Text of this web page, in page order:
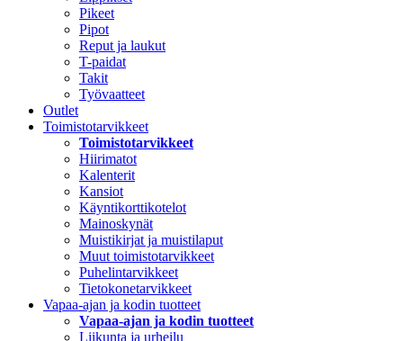
Pikeet
Pipot
Reput ja laukut
T-paidat
Takit
Työvaatteet
Outlet
Toimistotarvikkeet
Toimistotarvikkeet
Hiirimatot
Kalenterit
Kansiot
Käyntikorttikotelot
Mainoskynät
Muistikirjat ja muistilaput
Muut toimistotarvikkeet
Puhelintarvikkeet
Tietokonetarvikkeet
Vapaa-ajan ja kodin tuotteet
Vapaa-ajan ja kodin tuotteet
Liikunta ja urheilu